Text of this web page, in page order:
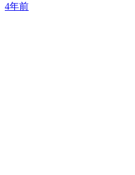
4年前